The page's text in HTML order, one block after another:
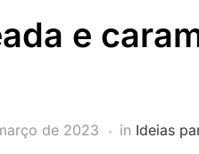
e
de 2023 in Ideias